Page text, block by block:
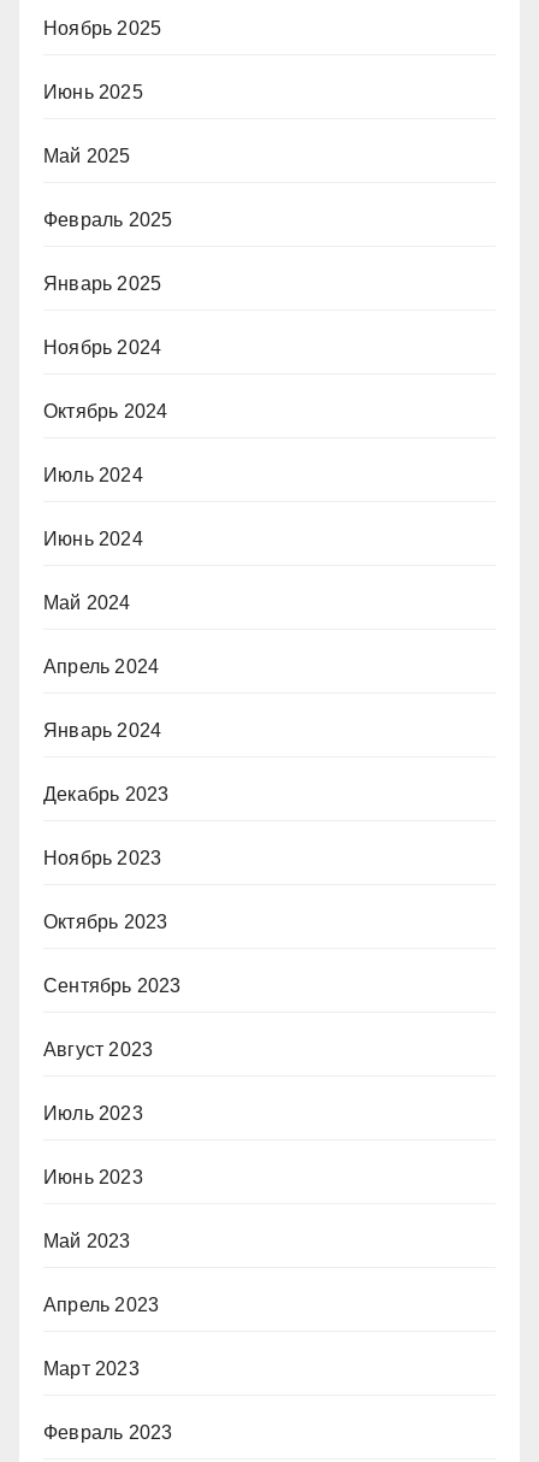
Ноябрь 2025
Июнь 2025
Май 2025
Февраль 2025
Январь 2025
Ноябрь 2024
Октябрь 2024
Июль 2024
Июнь 2024
Май 2024
Апрель 2024
Январь 2024
Декабрь 2023
Ноябрь 2023
Октябрь 2023
Сентябрь 2023
Август 2023
Июль 2023
Июнь 2023
Май 2023
Апрель 2023
Март 2023
Февраль 2023